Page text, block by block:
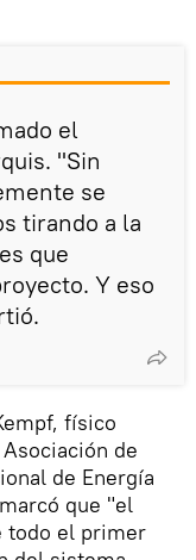
el
"Sin
se
tirando a la
que
Y eso
físico
de
de Energía
que "el
todo el primer